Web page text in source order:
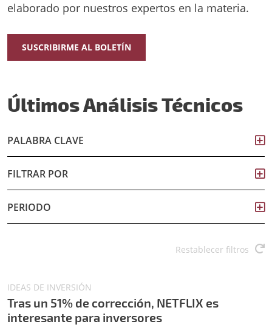
elaborado por nuestros expertos en la materia.
SUSCRIBIRME AL BOLETÍN
Últimos Análisis Técnicos
PALABRA CLAVE
FILTRAR POR
PERIODO
Restablecer filtros
IDEAS DE INVERSIÓN
Tras un 51% de corrección, NETFLIX es
interesante para inversores